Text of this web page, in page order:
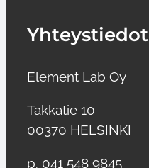
Yhteystiedot
Element Lab Oy
Takkatie 10
00370 HELSINKI
p. 041 548 9845